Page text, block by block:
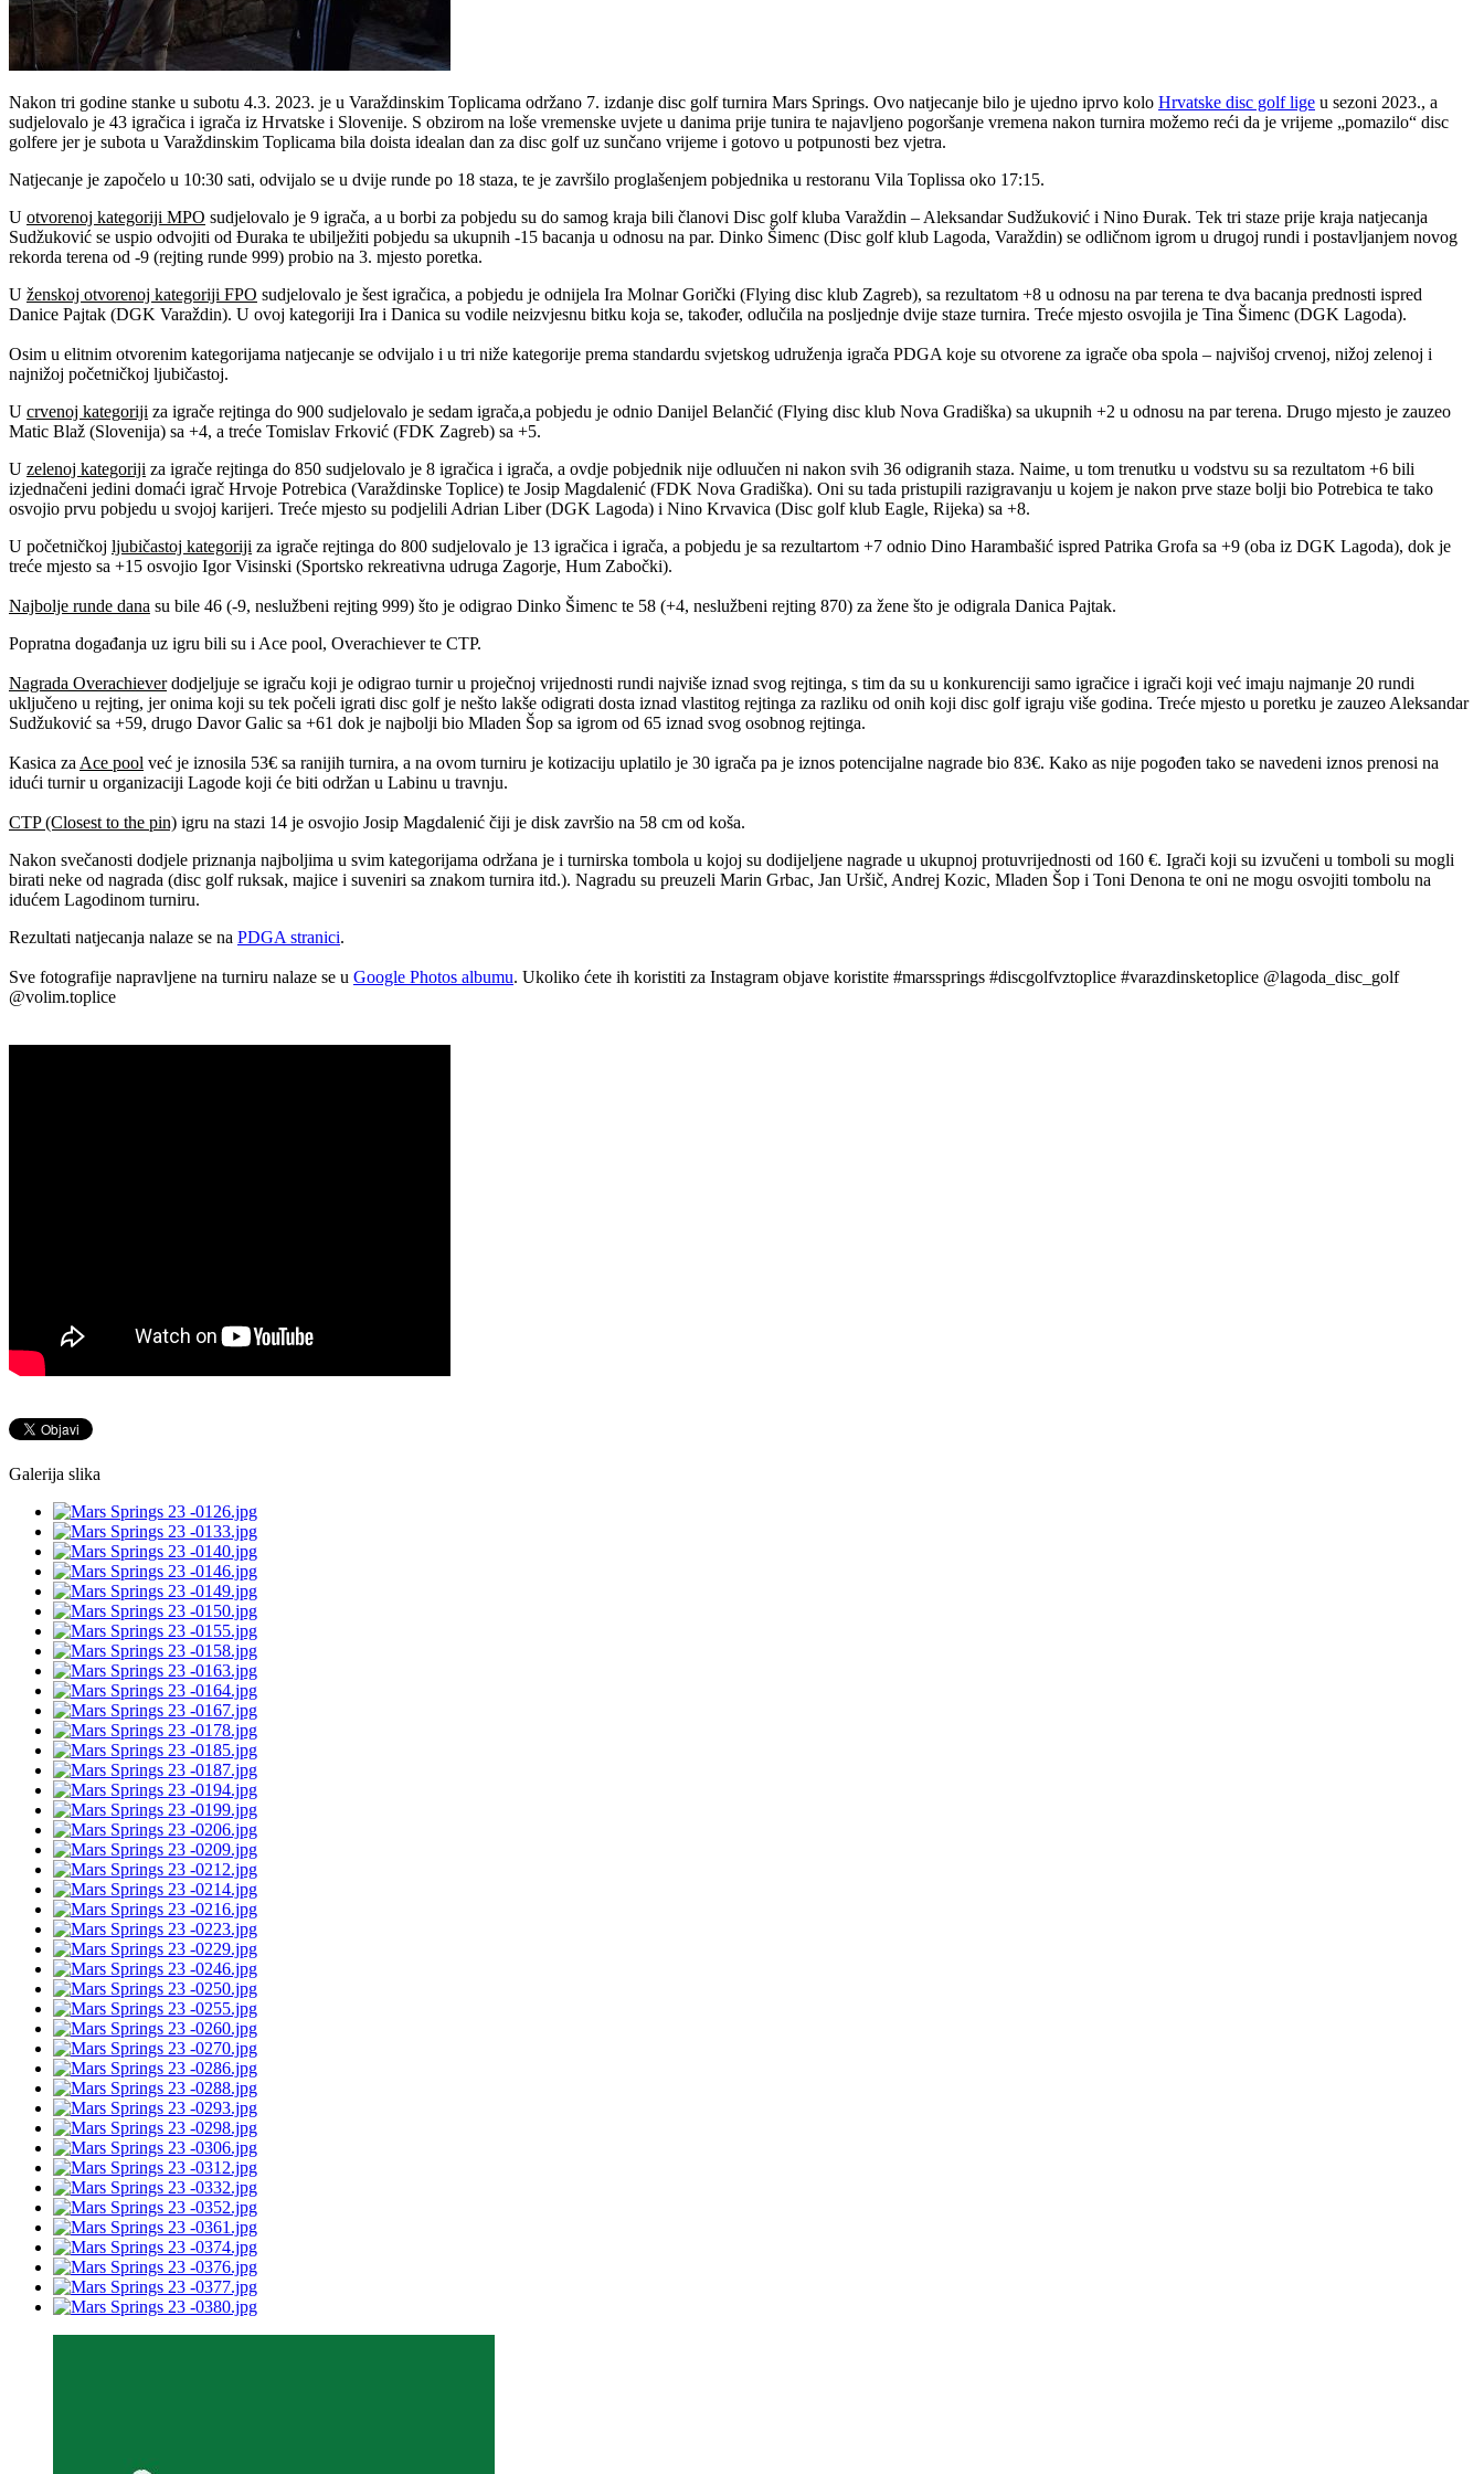
Nakon tri godine stanke u subotu 4.3. 2023. je u Varaždinskim Toplicama održano 7. izdanje disc golf turnira Mars Springs. Ovo natjecanje bilo je ujedno iprvo kolo Hrvatske disc golf lige u sezoni 2023., a
sudjelovalo je 43 igračica i igrača iz Hrvatske i Slovenije. S obzirom na loše vremenske uvjete u danima prije tunira te najavljeno pogoršanje vremena nakon turnira možemo reći da je vrijeme „pomazilo“ disc
golfere jer je subota u Varaždinskim Toplicama bila doista idealan dan za disc golf uz sunčano vrijeme i gotovo u potpunosti bez vjetra.
Natjecanje je započelo u 10:30 sati, odvijalo se u dvije runde po 18 staza, te je završilo proglašenjem pobjednika u restoranu Vila Toplissa oko 17:15.
U otvorenoj kategoriji MPO sudjelovalo je 9 igrača, a u borbi za pobjedu su do samog kraja bili članovi Disc golf kluba Varaždin – Aleksandar Sudžuković i Nino Đurak. Tek tri staze prije kraja natjecanja
Sudžuković se uspio odvojiti od Đuraka te ubilježiti pobjedu sa ukupnih -15 bacanja u odnosu na par. Dinko Šimenc (Disc golf klub Lagoda, Varaždin) se odličnom igrom u drugoj rundi i postavljanjem novog
rekorda terena od -9 (rejting runde 999) probio na 3. mjesto poretka.
U ženskoj otvorenoj kategoriji FPO sudjelovalo je šest igračica, a pobjedu je odnijela Ira Molnar Gorički (Flying disc klub Zagreb), sa rezultatom +8 u odnosu na par terena te dva bacanja prednosti ispred
Danice Pajtak (DGK Varaždin). U ovoj kategoriji Ira i Danica su vodile neizvjesnu bitku koja se, također, odlučila na posljednje dvije staze turnira. Treće mjesto osvojila je Tina Šimenc (DGK Lagoda).
Osim u elitnim otvorenim kategorijama natjecanje se odvijalo i u tri niže kategorije prema standardu svjetskog udruženja igrača PDGA koje su otvorene za igrače oba spola – najvišoj crvenoj, nižoj zelenoj i
najnižoj početničkoj ljubičastoj.
U crvenoj kategoriji za igrače rejtinga do 900 sudjelovalo je sedam igrača,a pobjedu je odnio Danijel Belančić (Flying disc klub Nova Gradiška) sa ukupnih +2 u odnosu na par terena. Drugo mjesto je zauzeo
Matic Blaž (Slovenija) sa +4, a treće Tomislav Frković (FDK Zagreb) sa +5.
U zelenoj kategoriji za igrače rejtinga do 850 sudjelovalo je 8 igračica i igrača, a ovdje pobjednik nije odluučen ni nakon svih 36 odigranih staza. Naime, u tom trenutku u vodstvu su sa rezultatom +6 bili
izjednačeni jedini domaći igrač Hrvoje Potrebica (Varaždinske Toplice) te Josip Magdalenić (FDK Nova Gradiška). Oni su tada pristupili razigravanju u kojem je nakon prve staze bolji bio Potrebica te tako
osvojio prvu pobjedu u svojoj karijeri. Treće mjesto su podjelili Adrian Liber (DGK Lagoda) i Nino Krvavica (Disc golf klub Eagle, Rijeka) sa +8.
U početničkoj ljubičastoj kategoriji za igrače rejtinga do 800 sudjelovalo je 13 igračica i igrača, a pobjedu je sa rezultartom +7 odnio Dino Harambašić ispred Patrika Grofa sa +9 (oba iz DGK Lagoda), dok je
treće mjesto sa +15 osvojio Igor Visinski (Sportsko rekreativna udruga Zagorje, Hum Zabočki).
Najbolje runde dana su bile 46 (-9, neslužbeni rejting 999) što je odigrao Dinko Šimenc te 58 (+4, neslužbeni rejting 870) za žene što je odigrala Danica Pajtak.
Popratna događanja uz igru bili su i Ace pool, Overachiever te CTP.
Nagrada Overachieverdodjeljuje se igraču koji je odigrao turnir u proječnoj vrijednosti rundi najviše iznad svog rejtinga, s tim da su u konkurenciji samo igračice i igrači koji već imaju najmanje 20 rundi
uključeno u rejting, jer onima koji su tek počeli igrati disc golf je nešto lakše odigrati dosta iznad vlastitog rejtinga za razliku od onih koji disc golf igraju više godina. Treće mjesto u poretku je zauzeo Aleksandar
Sudžuković sa +59, drugo Davor Galic sa +61 dok je najbolji bio Mladen Šop sa igrom od 65 iznad svog osobnog rejtinga.
Kasica za Ace pool već je iznosila 53€ sa ranijih turnira, a na ovom turniru je kotizaciju uplatilo je 30 igrača pa je iznos potencijalne nagrade bio 83€. Kako as nije pogođen tako se navedeni iznos prenosi na
idući turnir u organizaciji Lagode koji će biti održan u Labinu u travnju.
CTP (Closest to the pin) igru na stazi 14 je osvojio Josip Magdalenić čiji je disk završio na 58 cm od koša.
Nakon svečanosti dodjele priznanja najboljima u svim kategorijama održana je i turnirska tombola u kojoj su dodijeljene nagrade u ukupnoj protuvrijednosti od 160 €. Igrači koji su izvučeni u tomboli su mogli
birati neke od nagrada (disc golf ruksak, majice i suveniri sa znakom turnira itd.). Nagradu su preuzeli Marin Grbac, Jan Uršič, Andrej Kozic, Mladen Šop i Toni Denona te oni ne mogu osvojiti tombolu na
idućem Lagodinom turniru.
Rezultati natjecanja nalaze se na PDGA stranici.
Sve fotografije napravljene na turniru nalaze se u Google Photos albumu. Ukoliko ćete ih koristiti za Instagram objave koristite #marssprings #discgolfvztoplice #varazdinsketoplice @lagoda_disc_golf
@volim.toplice
Galerija slika